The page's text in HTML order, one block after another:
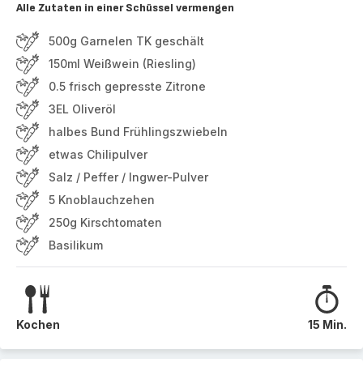
Alle Zutaten in einer Schüssel vermengen
500g Garnelen TK geschält
150ml Weißwein (Riesling)
0.5 frisch gepresste Zitrone
3EL Oliveröl
halbes Bund Frühlingszwiebeln
etwas Chilipulver
Salz / Peffer / Ingwer-Pulver
5 Knoblauchzehen
250g Kirschtomaten
Basilikum
Kochen 15 Min.